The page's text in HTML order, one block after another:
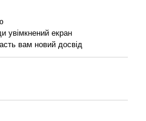
увімкнений екран
вам новий досвід